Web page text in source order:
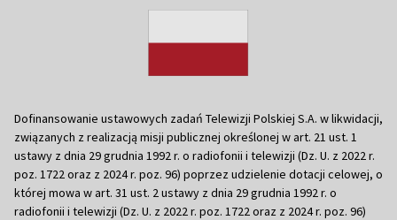
Dofinansowanie ustawowych zadań Telewizji Polskiej S.A. w likwidacji,
związanych z realizacją misji publicznej określonej w art. 21 ust. 1
ustawy z dnia 29 grudnia 1992 r. o radiofonii i telewizji (Dz. U. z 2022 r.
poz. 1722 oraz z 2024 r. poz. 96) poprzez udzielenie dotacji celowej, o
której mowa w art. 31 ust. 2 ustawy z dnia 29 grudnia 1992 r. o
radiofonii i telewizji (Dz. U. z 2022 r. poz. 1722 oraz z 2024 r. poz. 96)